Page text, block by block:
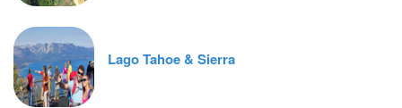
Lago Tahoe & Sierra